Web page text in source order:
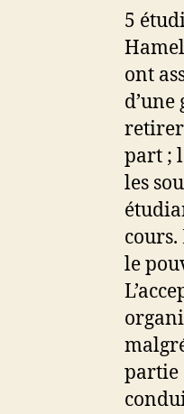
5
ont
retirer
part ;
les
le
partie